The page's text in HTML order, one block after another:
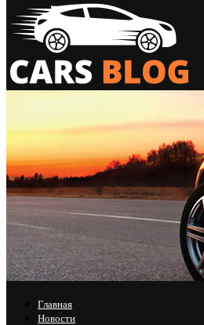
Главная
Новости